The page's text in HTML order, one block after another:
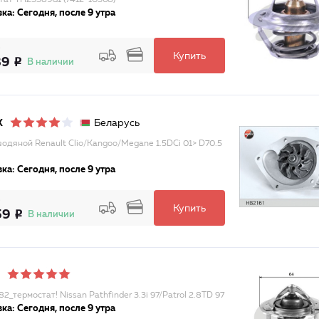
Сегодня, после 9 утра
В наличии
Купить
Беларусь
Renault Clio/Kangoo/Megane 1.5DCi 01> D70.5
Сегодня, после 9 утра
В наличии
Купить
Nissan Pathfinder 3.3i 97/Patrol 2.8TD 97
Сегодня, после 9 утра